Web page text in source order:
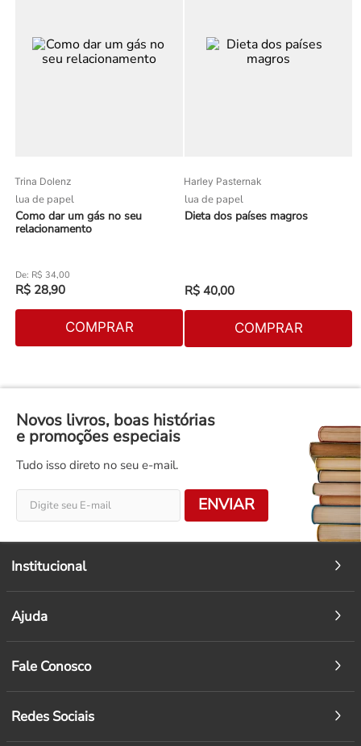
Trina Dolenz
lua de papel
Como dar um gás no seu
relacionamento
R$ 34,00
R$ 28,90
COMPRAR
Harley Pasternak
lua de papel
Dieta dos países magros
R$ 40,00
COMPRAR
Novos livros, boas histórias
e promoções especiais
Tudo isso direto no seu e-mail.
ENVIAR
Institucional
Ajuda
Fale Conosco
Redes Sociais